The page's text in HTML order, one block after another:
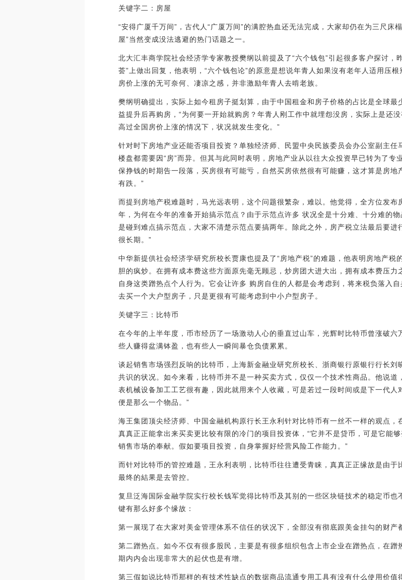
关键字二：房屋
“安得广厦千万间”，古代人“广厦万间”的满腔热血还无法完成，大家却仍在为三尺床
屋”当然变成没法逃避的热门话题之一。
北大汇丰商学院社会经济学专家教授樊纲以前提及了“六个钱包”引起很多客户探讨，
荟”上做出回复，他表明，“六个钱包论”的原意是想说年青人如果沒有老年人适用压
房价上涨的无可奈何、凄凉之感，并非激励年青人去啃老族。
樊纲明确提出，实际上如今租房子挺划算，由于中国租金和房子价格的占比是全球
益提升后再购房，“为何要一开始就购房？年青人刚工作中就埋怨没房，实际上是还
高过全国房价上涨的情况下，状况就发生变化。”
针对时下房地产业还能否项目投资？单独经济师、民盟中央民族委员会办公室副主
楼盘都需要因“房”而异。但其与此同时表明，房地产业从以往大众投资早已转为了专
保挣钱的时期告一段落，买房很有可能亏，自然买房依然很有可能赚，这才算是房
有跌。”
而提到房地产税难题时，马光远表明，这个问题很繁杂，难以。他觉得，全方位发布
年，为何在今年的准备开始搞示范点？由于示范点许多 状况全是十分难、十分难的
是碰到难点搞示范点，大家不清楚示范点要搞两年。除此之外，房产税立法最后要
很长期。”
中华新提供社会经济学研究所校长贾康也提及了“房地产税”的难题，他表明房地产
胆的疯炒。在拥有成本费这些方面原先毫无顾忌，炒房团大进大出，拥有成本费压
自身这类蹭热点个人行为。它会让许多 购房自住的人都是会考虑到，将来税负落入
去买一个大户型房子，只是更很有可能考虑到中小户型房子。
关键字三：比特币
在今年的上半年度，币市经历了一场激动人心的垂直过山车，光辉时比特币曾涨破
些人赚得盆满钵盈，也有些人一瞬间暴仓负债累累。
谈起销售市场强烈反响的比特币，上海新金融业研究所校长、浙商银行原银行行长
共识的状况。如今来看，比特币并不是一种买卖方式，仅仅一个技术性商品。他说道
表机械设备加工工艺很有趣，因此就用来个人收藏，可是若过一段时间或是下一代
便是那么一个物品。”
海王集团顶尖经济师、中国金融机构原行长王永利针对比特币有一丝不一样的观点，
真真正正能拿出来买卖更比较有限的冷门的项目投资体，“它并不是贷币，可是它能
销售市场的奉献。假如要项目投资，自身掌握好经营风险工作能力。”
而针对比特币的管控难题，王永利表明，比特币往往遭受青睐，真真正正缘故是由
最终的結果是去管控。
复旦泛海国际金融学院实行校长钱军觉得比特币及其别的一些区块链技术的稳定币
键有那么好多个缘故：
第一展现了在大家对美金管理体系不信任的状况下，全部沒有彻底跟美金挂勾的财产
第二蹭热点。如今不仅有很多股民，主要是有很多组织包含上市企业在蹭热点，在
期内内会出现非常大的起伏也是有增。
第三假如说比特币那样的有技术性缺点的数据商品流通专用工具有没有什么使用价